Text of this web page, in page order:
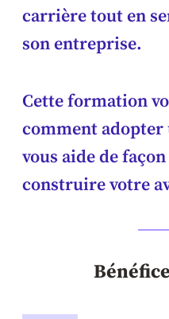
carrière tout en
son entreprise.
Cette formation
comment adopter
vous aide de
construire votre